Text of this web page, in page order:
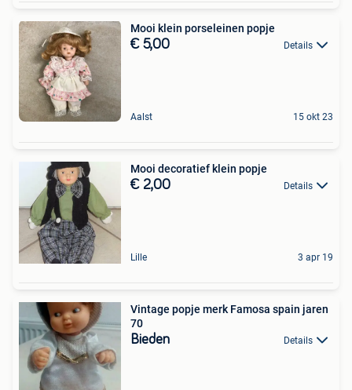
Mooi klein porseleinen popje
€ 5,00 Details
Aalst 15 okt 23
Mooi decoratief klein popje
€ 2,00 Details
Lille 3 apr 19
Vintage popje merk Famosa spain jaren
70
Bieden Details